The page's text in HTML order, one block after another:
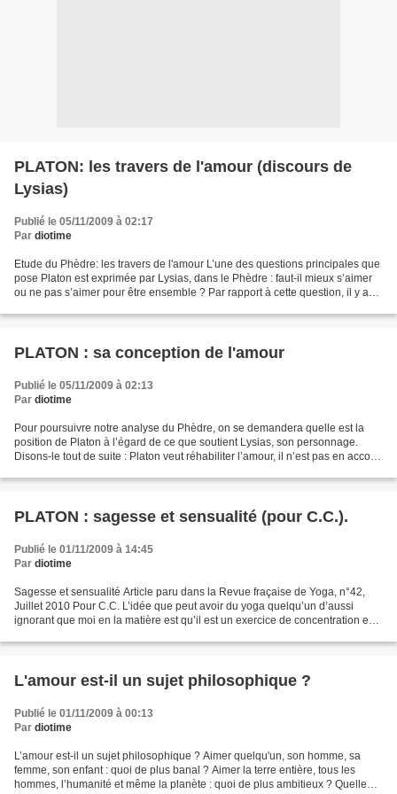
PLATON: les travers de l'amour (discours de
Lysias)
Publié le 05/11/2009 à 02:17
Par diotime
Etude du Phèdre: les travers de l'amour L’une des questions principales que
pose Platon est exprimée par Lysias, dans le Phèdre : faut-il mieux s’aimer
ou ne pas s’aimer pour être ensemble ? Par rapport à cette question, il y a
PLATON : sa conception de l'amour
Publié le 05/11/2009 à 02:13
Par diotime
Pour poursuivre notre analyse du Phèdre, on se demandera quelle est la
position de Platon à l’égard de ce que soutient Lysias, son personnage.
Disons-le tout de suite : Platon veut réhabiliter l’amour, il n’est pas en accord
PLATON : sagesse et sensualité (pour C.C.).
Publié le 01/11/2009 à 14:45
Par diotime
Sagesse et sensualité Article paru dans la Revue fraçaise de Yoga, n°42,
Juillet 2010 Pour C.C. L’idée que peut avoir du yoga quelqu’un d’aussi
ignorant que moi en la matière est qu’il est un exercice de concentration en
L'amour est-il un sujet philosophique ?
Publié le 01/11/2009 à 00:13
Par diotime
L’amour est-il un sujet philosophique ? Aimer quelqu'un, son homme, sa
femme, son enfant : quoi de plus banal ? Aimer la terre entière, tous les
hommes, l’humanité et même la planète : quoi de plus ambitieux ? Quelle